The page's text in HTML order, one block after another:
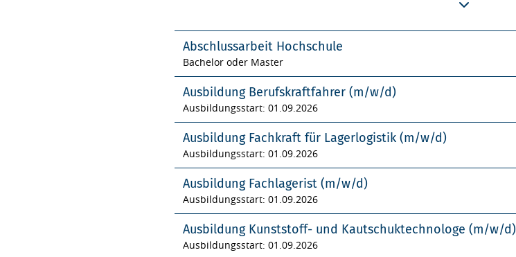
Abschlussarbeit Hochschule
Bachelor oder Master
Ausbildung Berufskraftfahrer (m/w/d)
Ausbildungsstart: 01.09.2026
Ausbildung Fachkraft für Lagerlogistik (m/w/d)
Ausbildungsstart: 01.09.2026
Ausbildung Fachlagerist (m/w/d)
Ausbildungsstart: 01.09.2026
Ausbildung Kunststoff- und Kautschuktechnologe (m/w/d)
Ausbildungsstart: 01.09.2026